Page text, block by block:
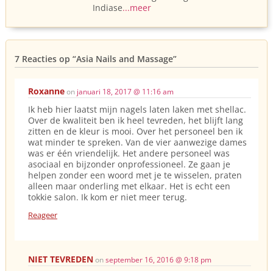
Indiase...meer
7 Reacties op “Asia Nails and Massage”
Roxanneon januari 18, 2017 @ 11:16 am
Ik heb hier laatst mijn nagels laten laken met shellac.
Over de kwaliteit ben ik heel tevreden, het blijft lang
zitten en de kleur is mooi. Over het personeel ben ik
wat minder te spreken. Van de vier aanwezige dames
was er één vriendelijk. Het andere personeel was
asociaal en bijzonder onprofessioneel. Ze gaan je
helpen zonder een woord met je te wisselen, praten
alleen maar onderling met elkaar. Het is echt een
tokkie salon. Ik kom er niet meer terug.
Reageer
NIET TEVREDENonseptember 16, 2016 @ 9:18 pm